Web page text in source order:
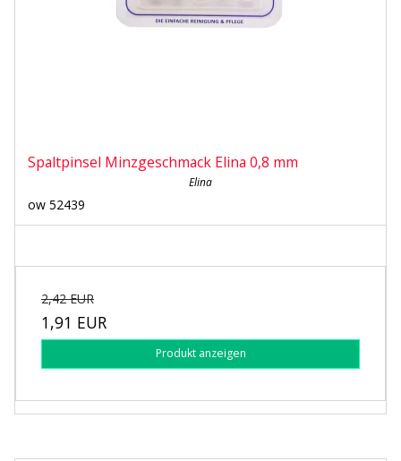
Spaltpinsel Minzgeschmack Elina 0,8 mm
Elina
ow 52439
2,42 EUR
1,91 EUR
Produkt anzeigen